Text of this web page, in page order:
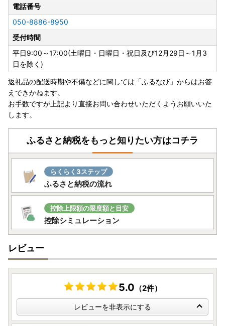
(2) オンラインワンストップ特例申請画面にて、マイナンバ
ーカードを読み取り必要事項を入力し登録。Web申請のみで
完了
詳細につきましては、以下のURLをご確認ください。
＜自治体マイページURL＞
https://mypg.jp
※※ 喜茂別町では、オンラインワンストップ申請、ワンス
トップ受付状況確認に対応可能です。 ※※
※※ オンラインワンストップ申請期限日：寄附をした【翌
年1月10日】 ※※
・長期不在などでお受け取りができない期間がある場合は、
備考欄に必ずご入力ください。原則、再送はいたしかねます
・万が一、返礼品のお届け時に破損や傷みなどの不具合があ
った場合は、速やかに下記記載の『喜茂別町ふるさと納税お
問い合わせ窓口』までご連絡ください。
※令和5年6月1日発送分より、ヤマト運輸・転送サービスの
有料化が発表されております。転送の際はご注意ください。
ご注文前に「お届け先」を必ずご確認ください。
【個人情報の取り扱いについて】
お寄せいただいた個人情報は、寄附金の受付、入金及び返礼
品発送に係る確認・連絡、各種お問い合わせ、寄附の使い道
のお知らせの広報等に利用するものであり、それ以外の目的
電話番号
050-8886-8950
受付時間
平日9:00～17:00(土曜日・日曜日・祝日及び12月29日～1月3
日を除く)
返礼品の配送時期や不備などに関しては「ふるなび」からはお答
えできかねます。
お手数ですが上記より直接お問い合わせいただくようお願いいた
します。
ふるさと納税をもっと知りたい方はコチラ
らくらく3ステップ
ふるさと納税の流れ
控除上限額の限度額と目安
控除シミュレーション
レビュー
5.0 （2件）
レビューを非表示にする